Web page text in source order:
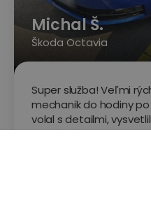
Michal Š.
Škoda Octavia
Super služba! Veľmi
mechanik do hodiny
volal s detailmi,
druhý deň bolo auto